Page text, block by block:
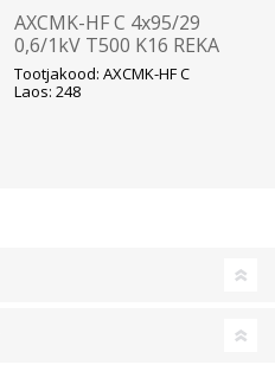
AXCMK-HF C 4x95/29
0,6/1kV T500 K16 REKA
Tootjakood: AXCMK-HF C
Laos: 248